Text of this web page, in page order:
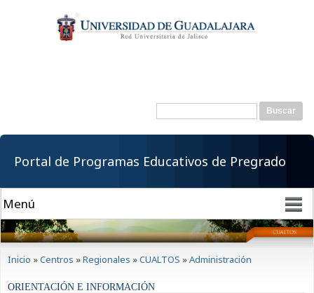
contenido
principal
Formulario de
Buscar
Portal de Programas Educativos de Pregrado
Inicio »Centros »Regionales »CUALTOS »Administración
ORIENTACIÓN E INFORMACIÓN